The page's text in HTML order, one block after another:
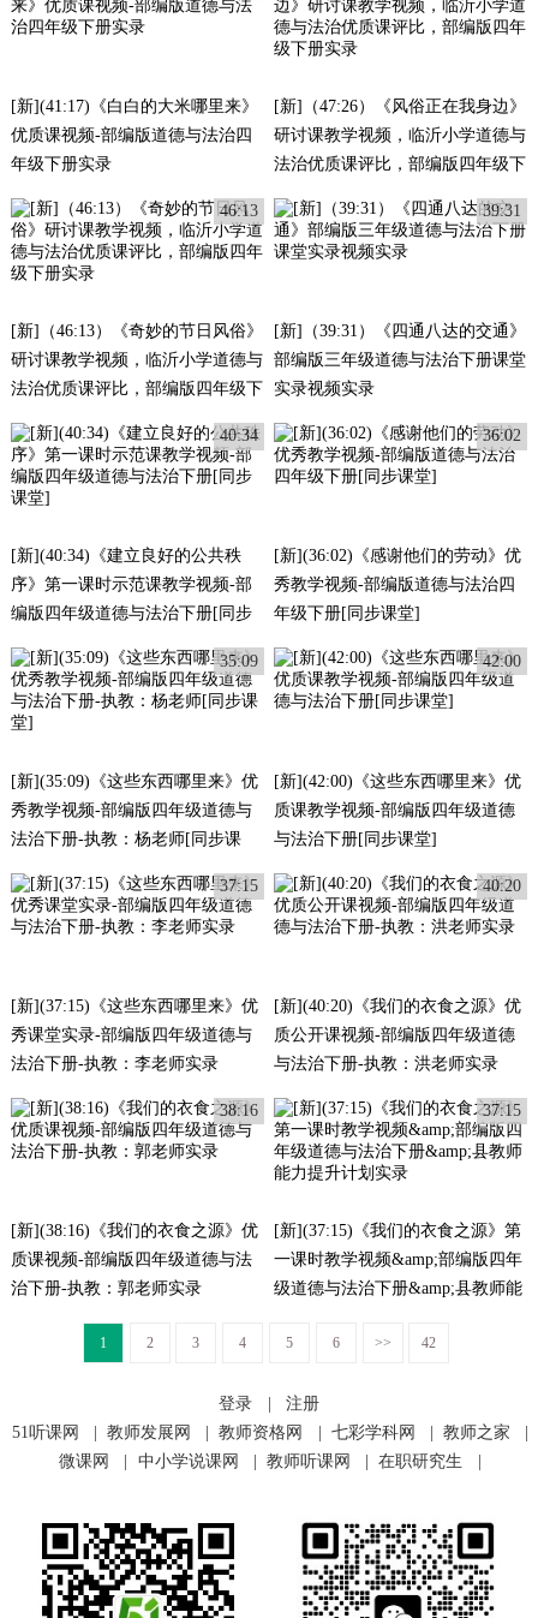
[新](41:17)《白白的大米哪里来》
优质课视频-部编版道德与法治四
年级下册实录
[新]（47:26）《风俗正在我身边》
研讨课教学视频，临沂小学道德与
法治优质课评比，部编版四年级下
46:13
[新]（46:13）《奇妙的节日风俗》
研讨课教学视频，临沂小学道德与
法治优质课评比，部编版四年级下
39:31
[新]（39:31）《四通八达的交通》
部编版三年级道德与法治下册课堂
实录视频实录
40:34
[新](40:34)《建立良好的公共秩
序》第一课时示范课教学视频-部
编版四年级道德与法治下册[同步
36:02
[新](36:02)《感谢他们的劳动》优
秀教学视频-部编版道德与法治四
年级下册[同步课堂]
35:09
[新](35:09)《这些东西哪里来》优
秀教学视频-部编版四年级道德与
法治下册-执教：杨老师[同步课
42:00
[新](42:00)《这些东西哪里来》优
质课教学视频-部编版四年级道德
与法治下册[同步课堂]
37:15
[新](37:15)《这些东西哪里来》优
秀课堂实录-部编版四年级道德与
法治下册-执教：李老师实录
40:20
[新](40:20)《我们的衣食之源》优
质公开课视频-部编版四年级道德
与法治下册-执教：洪老师实录
38:16
[新](38:16)《我们的衣食之源》优
质课视频-部编版四年级道德与法
治下册-执教：郭老师实录
37:15
[新](37:15)《我们的衣食之源》第
一课时教学视频&amp;部编版四年
级道德与法治下册&amp;县教师能
1 2 3 4 5 6 >> 42
登录
注册
51听课网
教师发展网 教师资格网 七彩学科网 教师之家
微课网
中小学说课网 教师听课网 在职研究生